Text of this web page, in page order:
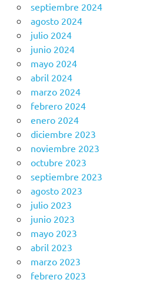
septiembre 2024
agosto 2024
julio 2024
junio 2024
mayo 2024
abril 2024
marzo 2024
febrero 2024
enero 2024
diciembre 2023
noviembre 2023
octubre 2023
septiembre 2023
agosto 2023
julio 2023
junio 2023
mayo 2023
abril 2023
marzo 2023
febrero 2023